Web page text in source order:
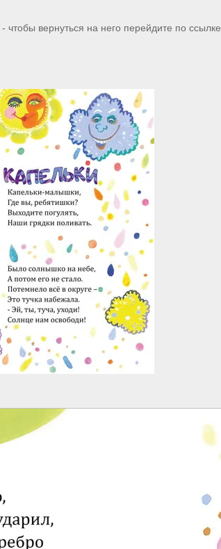
- чтобы вернуться на него перейдите по ссылке